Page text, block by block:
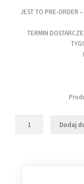
JEST TO PRE-ORDER
TERMIN
Dodaj